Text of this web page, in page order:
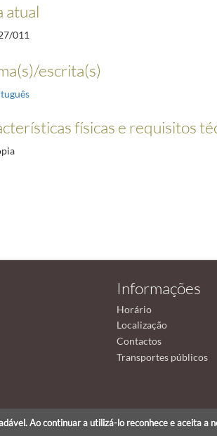
atual
011
escrita(s)
físicas e requisitos
Informações
Horário
Localização
Contactos
Transportes públicos
Ao continuar a utilizá-lo reconhece e aceita a